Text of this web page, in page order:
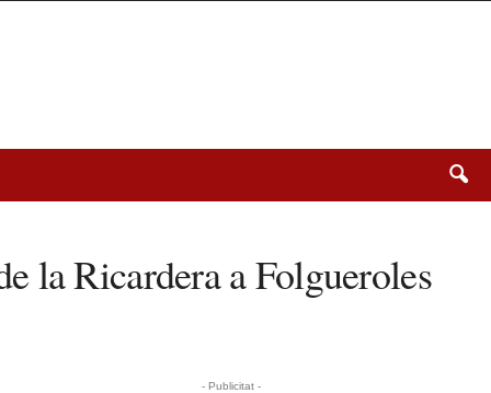
la Ricardera a Folgueroles
- Publicitat -